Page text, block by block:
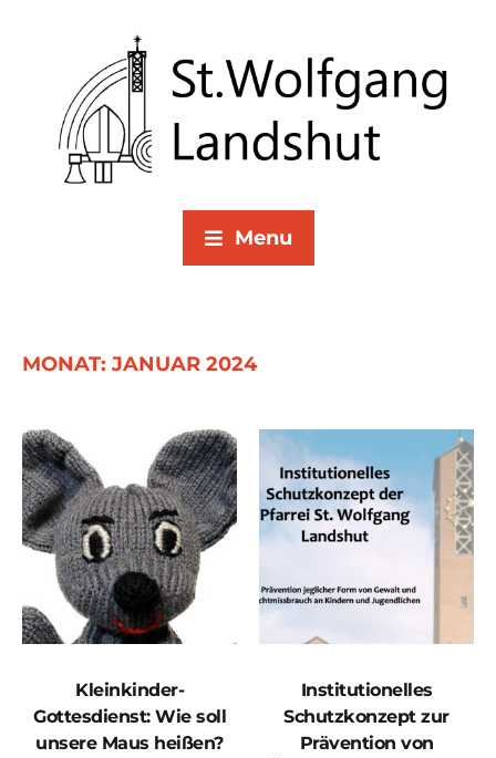
Menu
MONAT: JANUAR 2024
Kleinkinder-
Gottesdienst: Wie soll
unsere Maus heißen?
Institutionelles
Schutzkonzept zur
Prävention von